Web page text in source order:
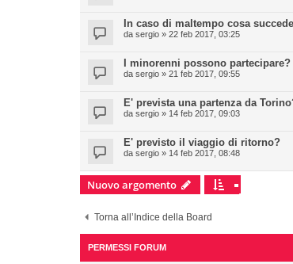
In caso di maltempo cosa
da sergio » 22 feb 2017, 03:25
I minorenni possono partecipare?
da sergio » 21 feb 2017, 09:55
E' prevista una partenza da
da sergio » 14 feb 2017, 09:03
E' previsto il viaggio di ritorno?
da sergio » 14 feb 2017, 08:48
Nuovo argomento
Torna all’Indice della Board
PERMESSI FORUM